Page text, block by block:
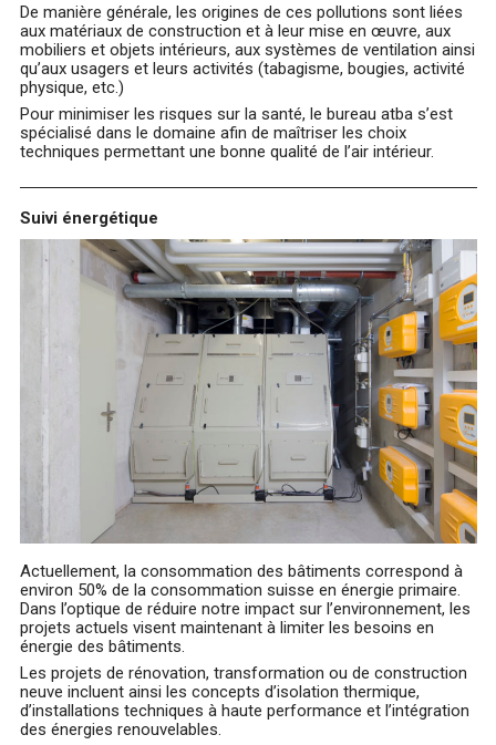
De manière générale, les origines de ces pollutions sont liées
aux matériaux de construction et à leur mise en œuvre, aux
mobiliers et objets intérieurs, aux systèmes de ventilation ainsi
qu’aux usagers et leurs activités (tabagisme, bougies, activité
physique, etc.)
Pour minimiser les risques sur la santé, le bureau atba s’est
spécialisé dans le domaine afin de maîtriser les choix
techniques permettant une bonne qualité de l’air intérieur.
Suivi énergétique
Actuellement, la consommation des bâtiments correspond à
environ 50% de la consommation suisse en énergie primaire.
Dans l’optique de réduire notre impact sur l’environnement, les
projets actuels visent maintenant à limiter les besoins en
énergie des bâtiments.
Les projets de rénovation, transformation ou de construction
neuve incluent ainsi les concepts d’isolation thermique,
d’installations techniques à haute performance et l’intégration
des énergies renouvelables.